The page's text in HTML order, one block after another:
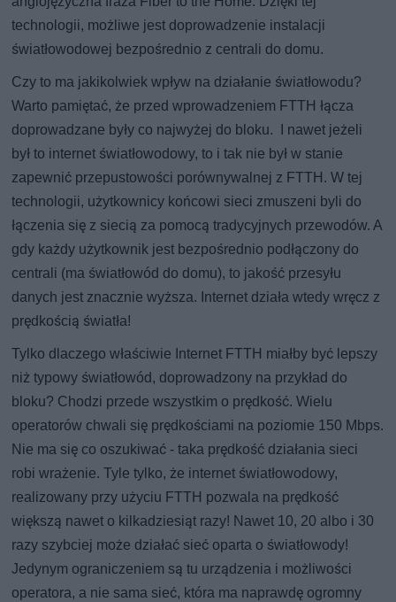
technologii, możliwe jest doprowadzenie instalacji
światłowodowej bezpośrednio z centrali do domu.
Czy to ma jakikolwiek wpływ na działanie światłowodu?
Warto pamiętać, że przed wprowadzeniem FTTH łącza
doprowadzane były co najwyżej do bloku. I nawet jeżeli
był to internet światłowodowy, to i tak nie był w stanie
zapewnić przepustowości porównywalnej z FTTH. W tej
technologii, użytkownicy końcowi sieci zmuszeni byli do
łączenia się z siecią za pomocą tradycyjnych przewodów. A
gdy każdy użytkownik jest bezpośrednio podłączony do
centrali (ma światłowód do domu), to jakość przesyłu
danych jest znacznie wyższa. Internet działa wtedy wręcz z
prędkością światła!
Tylko dlaczego właściwie Internet FTTH miałby być lepszy
niż typowy światłowód, doprowadzony na przykład do
bloku? Chodzi przede wszystkim o prędkość. Wielu
operatorów chwali się prędkościami na poziomie 150 Mbps.
Nie ma się co oszukiwać - taka prędkość działania sieci
robi wrażenie. Tyle tylko, że internet światłowodowy,
realizowany przy użyciu FTTH pozwala na prędkość
większą nawet o kilkadziesiąt razy! Nawet 10, 20 albo i 30
razy szybciej może działać sieć oparta o światłowody!
Jedynym ograniczeniem są tu urządzenia i możliwości
operatora, a nie sama sieć, która ma naprawdę ogromny